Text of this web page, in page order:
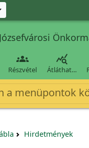
Józsefvárosi

Részvétel

Átláthat…
a menüpontok
Hirdetmények